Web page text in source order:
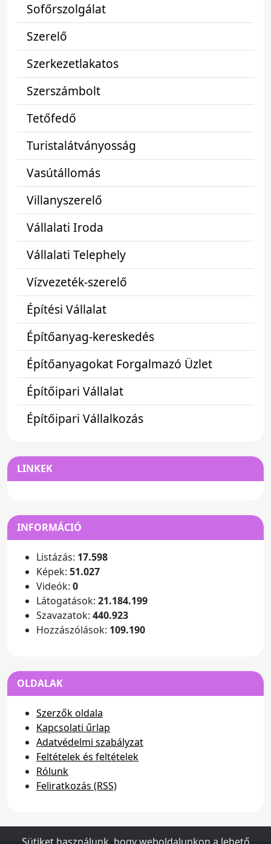
Sofőrszolgálat
Szerelő
Szerkezetlakatos
Szerszámbolt
Tetőfedő
Turistalátványosság
Vasútállomás
Villanyszerelő
Vállalati Iroda
Vállalati Telephely
Vízvezeték-szerelő
Építési Vállalat
Építőanyag-kereskedés
Építőanyagokat Forgalmazó Üzlet
Építőipari Vállalat
Építőipari Vállalkozás
LINKEK
INFORMÁCIÓ
Listázás: 17.598
Képek: 51.027
Videók: 0
Látogatások: 21.184.199
Szavazatok: 440.923
Hozzászólások: 109.190
OLDALAK
Szerzők oldala
Kapcsolati űrlap
Adatvédelmi szabályzat
Feltételek és feltételek
Rólunk
Feliratkozás (RSS)